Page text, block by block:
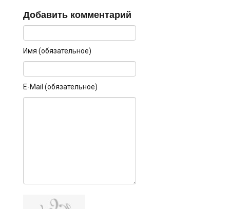
Добавить комментарий
Имя (обязательное)
E-Mail (обязательное)